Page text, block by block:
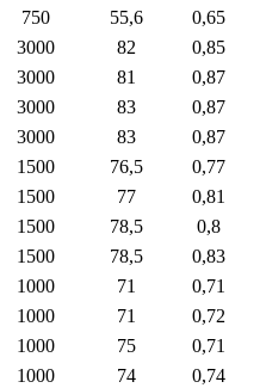
750 55,6
0,65
3000 82
0,85
3000 81
0,87
3000 83
0,87
3000 83
0,87
1500 76,5
0,77
1500 77
0,81
1500 78,5
0,8
1500 78,5
0,83
1000 71
0,71
1000 71
0,72
1000 75
0,71
1000 74
0,74